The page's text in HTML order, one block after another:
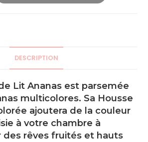
DESCRIPTION
Lit Ananas est parsemée
multicolores. Sa Housse
ajoutera de la couleur
à votre chambre à
des rêves fruités et hauts